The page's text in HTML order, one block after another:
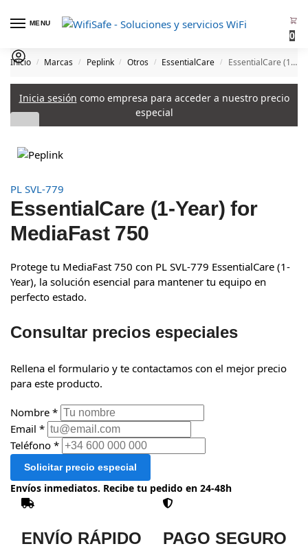
MENU
0
Inicio / Marcas / Peplink / Otros / EssentialCare / EssentialCare (1-Year) for MediaFast 750
Inicia sesión como empresa para acceder a nuestro precio
especial
PL SVL-779
EssentialCare (1-Year) for
MediaFast 750
Protege tu MediaFast 750 con PL SVL-779 EssentialCare (1-
Year), la solución esencial para mantener tu equipo en
perfecto estado.
Consultar precios especiales
Rellena el formulario y te contactamos con el mejor precio
para este producto.
Nombre *
Email *
Teléfono *
Solicitar precio especial
Envíos inmediatos. Recibe tu pedido en 24-48h
ENVÍO RÁPIDO PAGO SEGURO